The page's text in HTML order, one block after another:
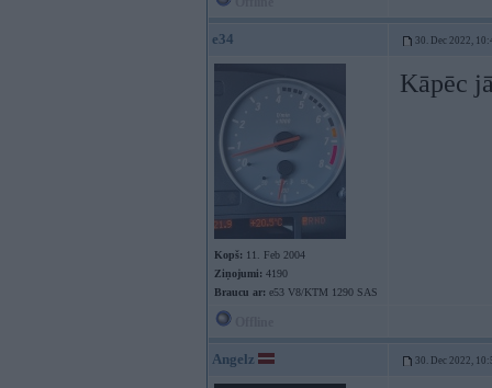
e34 30. Dec 2022,
Kopš: 11. Feb 2004
Ziņojumi: 4190
Braucu ar: e53 V8/KTM 1290 SAS
Kāpēc
Angelz 30. Dec 2022,